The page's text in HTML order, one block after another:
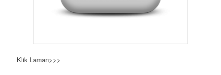
Klik Laman>>>